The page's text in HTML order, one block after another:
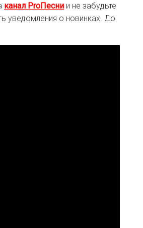
канал ProПесни и не забудьте
уведомления о новинках. До